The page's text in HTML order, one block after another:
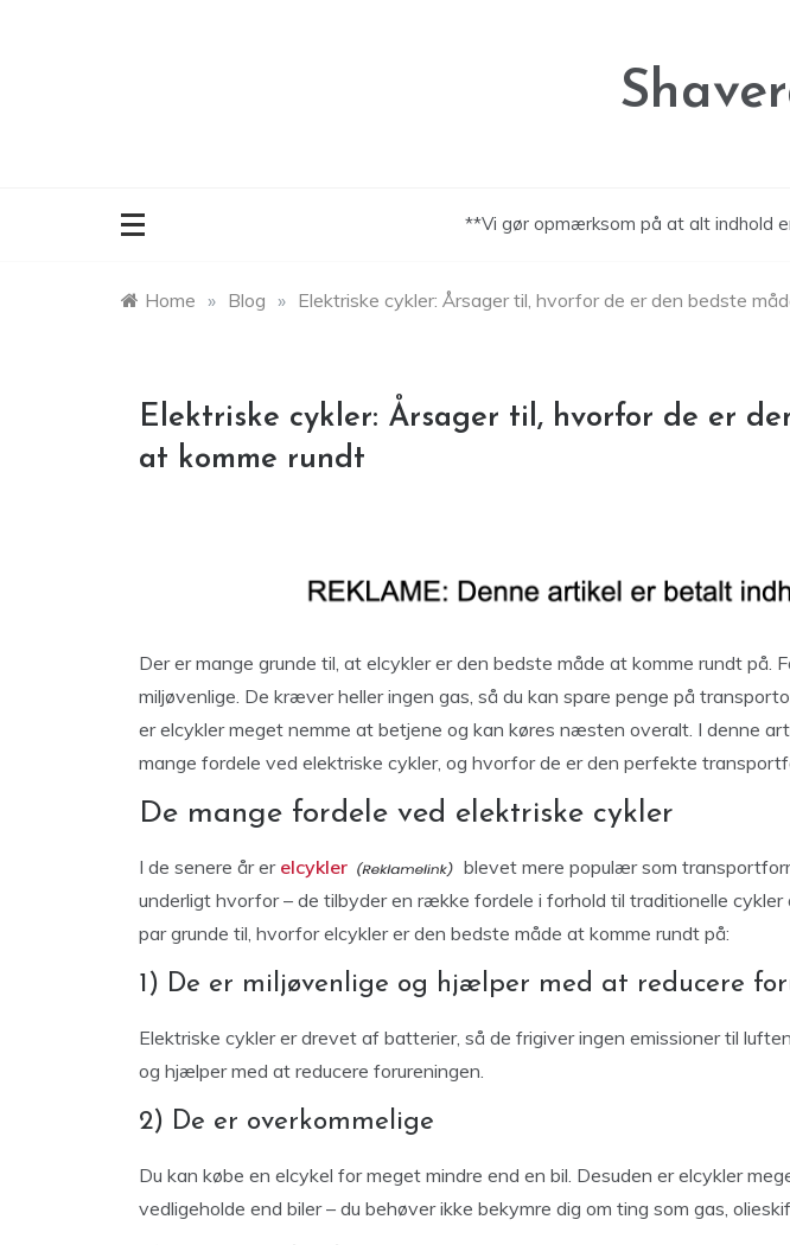
**Vi gør opmærksom på at alt indhold
Home » Blog » Elektriske cykler: Årsager til, hvorfor de er den bedste
Elektriske cykler: Årsager til, hvorfor de er
at komme rundt
Der er mange grunde til, at elcykler er den bedste måde at komme rundt på.
miljøvenlige. De kræver heller ingen gas, så du kan spare penge på
er elcykler meget nemme at betjene og kan køres næsten overalt. I denne
mange fordele ved elektriske cykler, og hvorfor de er den perfekte
De mange fordele ved elektriske cykler
I de senere år er elcykler
blevet mere populær som
underligt hvorfor – de tilbyder en række fordele i forhold til traditionelle cykler
par grunde til, hvorfor elcykler er den bedste måde at komme rundt på:
1) De er miljøvenlige og hjælper med at reducere
Elektriske cykler er drevet af batterier, så de frigiver ingen emissioner til
og hjælper med at reducere forureningen.
2) De er overkommelige
Du kan købe en elcykel for meget mindre end en bil. Desuden er elcykler
vedligeholde end biler – du behøver ikke bekymre dig om ting som gas,